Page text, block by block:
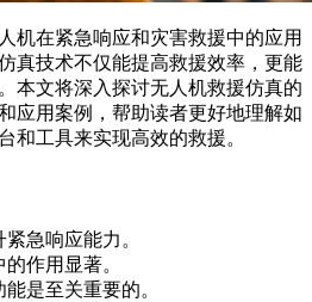
机在紧急响应和灾害救援中的应用
真技术不仅能提高救援效率，更能
本文将深入探讨无人机救援仿真的
应用案例，帮助读者更好地理解如
和工具来实现高效的救援。
急响应能力。
作用显著。
是至关重要的。